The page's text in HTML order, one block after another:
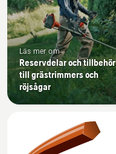
Läs mer om
Reservdelar och tillbehör
till grästrimmers och
röjsågar